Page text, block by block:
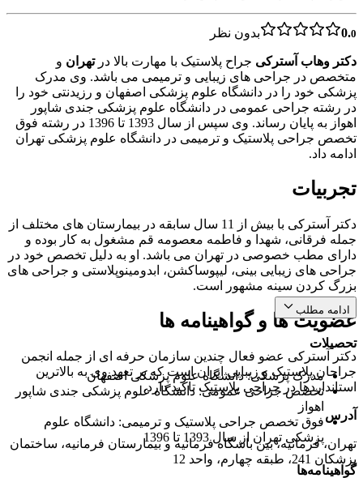
0.0 بدون نظر
دکتر وهاب آسترکی جراح پلاستیک با مهارت بالا در تهران و
متخصص در جراحی های زیبایی و ترمیمی می باشد. وی مدرک
پزشکی خود را در دانشگاه علوم پزشکی اصفهان و رزیدنتی خود را
در رشته جراحی عمومی در دانشگاه علوم پزشکی جندی شاپور
اهواز به پایان رساند. وی سپس از سال 1393 تا 1396 در رشته فوق
تخصص جراحی پلاستیک و ترمیمی در دانشگاه علوم پزشکی تهران
ادامه داد.
تجربیات
دکتر آسترکی با بیش از 11 سال سابقه در بیمارستان های مختلف از
جمله فرقانی، شهدا و فاطمه معصومه قم مشغول به کار بوده و
دارای مطب خصوصی در تهران می باشد. او به دلیل تخصص خود در
جراحی های زیبایی بینی، لیپوساکشن، ابدومینوپلاستی و جراحی های
بزرگ کردن سینه مشهور است.
عضویت ها و گواهینامه ها
دکتر آسترکی عضو فعال چندین سازمان حرفه ای از جمله انجمن
جراحان پلاستیک و زیبایی ایران است که بر تعهد وی به بالاترین
استانداردها در جراحی پلاستیک تاکید دارد.
آدرس
تهران، فرمانیه، بین باشگاه فرمانیه و بیمارستان فرمانیه، ساختمان
پزشکان 241، طبقه چهارم، واحد 12
ادامه مطلب
تحصیلات
مدرک پزشکی: دانشگاه علوم پزشکی اصفهان
تخصص جراحی عمومی: دانشگاه علوم پزشکی جندی شاپور
اهواز
فوق تخصص جراحی پلاستیک و ترمیمی: دانشگاه علوم
پزشکی تهران از سال 1393 تا 1396
گواهینامه‌ها